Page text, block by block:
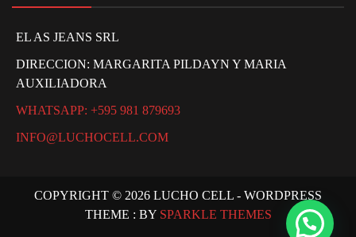
EL AS JEANS SRL
DIRECCION: MARGARITA PILDAYN Y MARIA
AUXILIADORA
WHATSAPP: +595 981 879693
INFO@LUCHOCELL.COM
COPYRIGHT © 2026 LUCHO CELL - WORDPRESS
THEME : BY SPARKLE THEMES